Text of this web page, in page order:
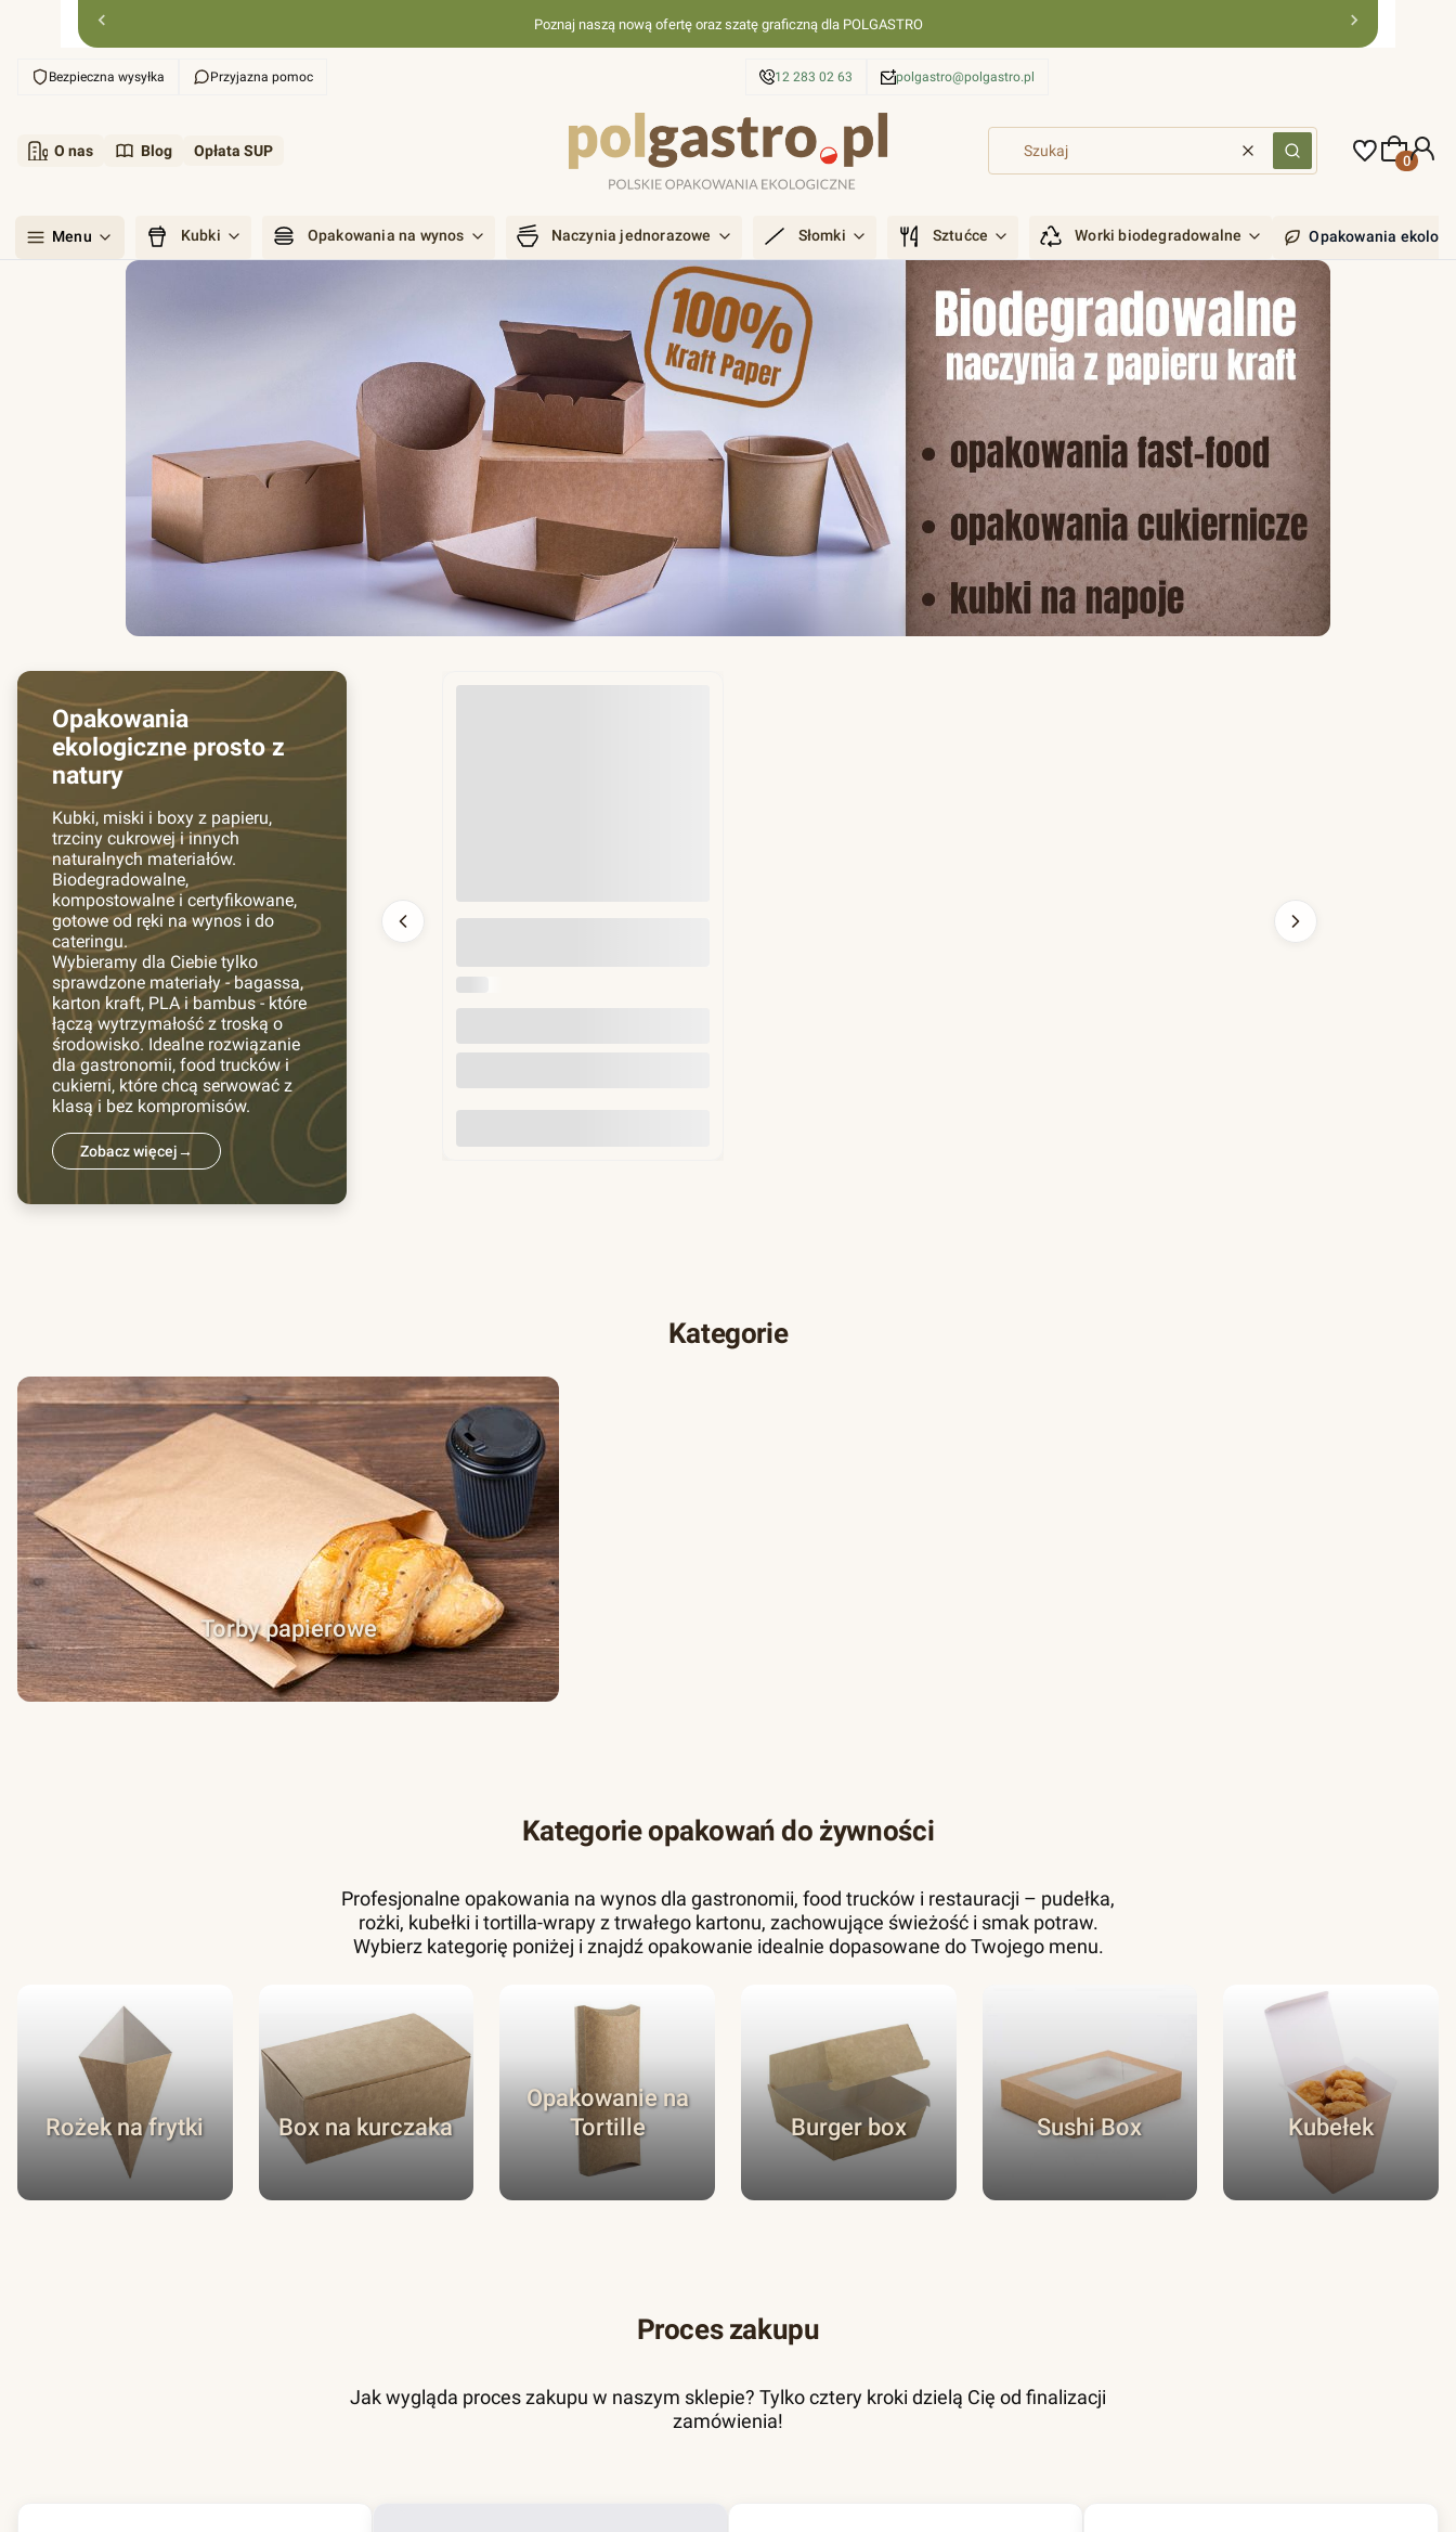
Poznaj naszą nową ofertę oraz szatę graficzną dla POLGASTRO
Bezpieczna wysyłka Przyjazna pomoc 12 283 02 63 polgastro@polgastro.pl
O nas Blog Opłata SUP
WyczyśćSzukaj
Produkty
Menu Kubki Opakowania na wynos Naczynia jednorazowe Słomki Sztućce Worki biodegradowalne Opakowania
Opakowania
ekologiczne prosto z
natury
Kubki, miski i boxy z papieru,
trzciny cukrowej i innych
naturalnych materiałów.
Biodegradowalne,
kompostowalne i certyfikowane,
gotowe od ręki na wynos i do
cateringu.
Wybieramy dla Ciebie tylko
sprawdzone materiały - bagassa,
karton kraft, PLA i bambus - które
łączą wytrzymałość z troską o
środowisko. Idealne rozwiązanie
dla gastronomii, food trucków i
cukierni, które chcą serwować z
klasą i bez kompromisów.
Zobacz więcej→
Kategorie
Torby papierowe
Kategorie opakowań do żywności
Profesjonalne opakowania na wynos dla gastronomii, food trucków i restauracji – pudełka,
rożki, kubełki i tortilla-wrapy z trwałego kartonu, zachowujące świeżość i smak potraw.
Wybierz kategorię poniżej i znajdź opakowanie idealnie dopasowane do Twojego menu.
Rożek na frytki Box na kurczaka
Opakowanie na
Tortille
Burger box Sushi Box Kubełek
Proces zakupu
Jak wygląda proces zakupu w naszym sklepie? Tylko cztery kroki dzielą Cię od finalizacji
zamówienia!